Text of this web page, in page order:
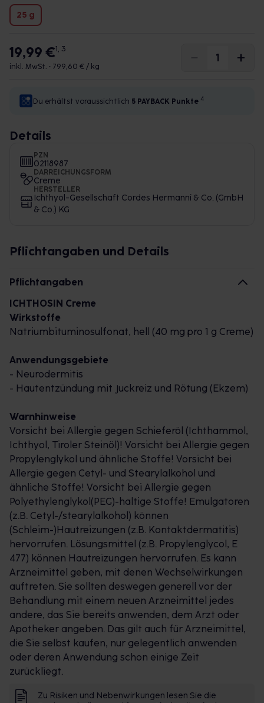
25 g
19,99 €1, 3
inkl. MwSt. • 799,60 € / kg
Du erhältst voraussichtlich 5 PAYBACK Punkte 4
Details
PZN
02118987
DARREICHUNGSFORM
Creme
HERSTELLER
Ichthyol-Gesellschaft Cordes Hermanni & Co. (GmbH
& Co.) KG
Pflichtangaben und Details
Pflichtangaben
ICHTHOSIN Creme
Wirkstoffe
Natriumbituminosulfonat, hell (40 mg pro 1 g Creme)
Anwendungsgebiete
- Neurodermitis
- Hautentzündung mit Juckreiz und Rötung (Ekzem)
Warnhinweise
Vorsicht bei Allergie gegen Schieferöl (Ichthammol,
Ichthyol, Tiroler Steinöl)! Vorsicht bei Allergie gegen
Propylenglykol und ähnliche Stoffe! Vorsicht bei
Allergie gegen Cetyl- und Stearylalkohol und
ähnliche Stoffe! Vorsicht bei Allergie gegen
Polyethylenglykol(PEG)-haltige Stoffe! Emulgatoren
(z.B. Cetyl-/stearylalkohol) können
(Schleim-)Hautreizungen (z.B. Kontaktdermatitis)
hervorrufen. Lösungsmittel (z.B. Propylenglycol, E
477) können Hautreizungen hervorrufen. Es kann
Arzneimittel geben, mit denen Wechselwirkungen
auftreten. Sie sollten deswegen generell vor der
Behandlung mit einem neuen Arzneimittel jedes
andere, das Sie bereits anwenden, dem Arzt oder
Apotheker angeben. Das gilt auch für Arzneimittel,
die Sie selbst kaufen, nur gelegentlich anwenden
oder deren Anwendung schon einige Zeit
zurückliegt.
Zu Risiken und Nebenwirkungen lesen Sie die